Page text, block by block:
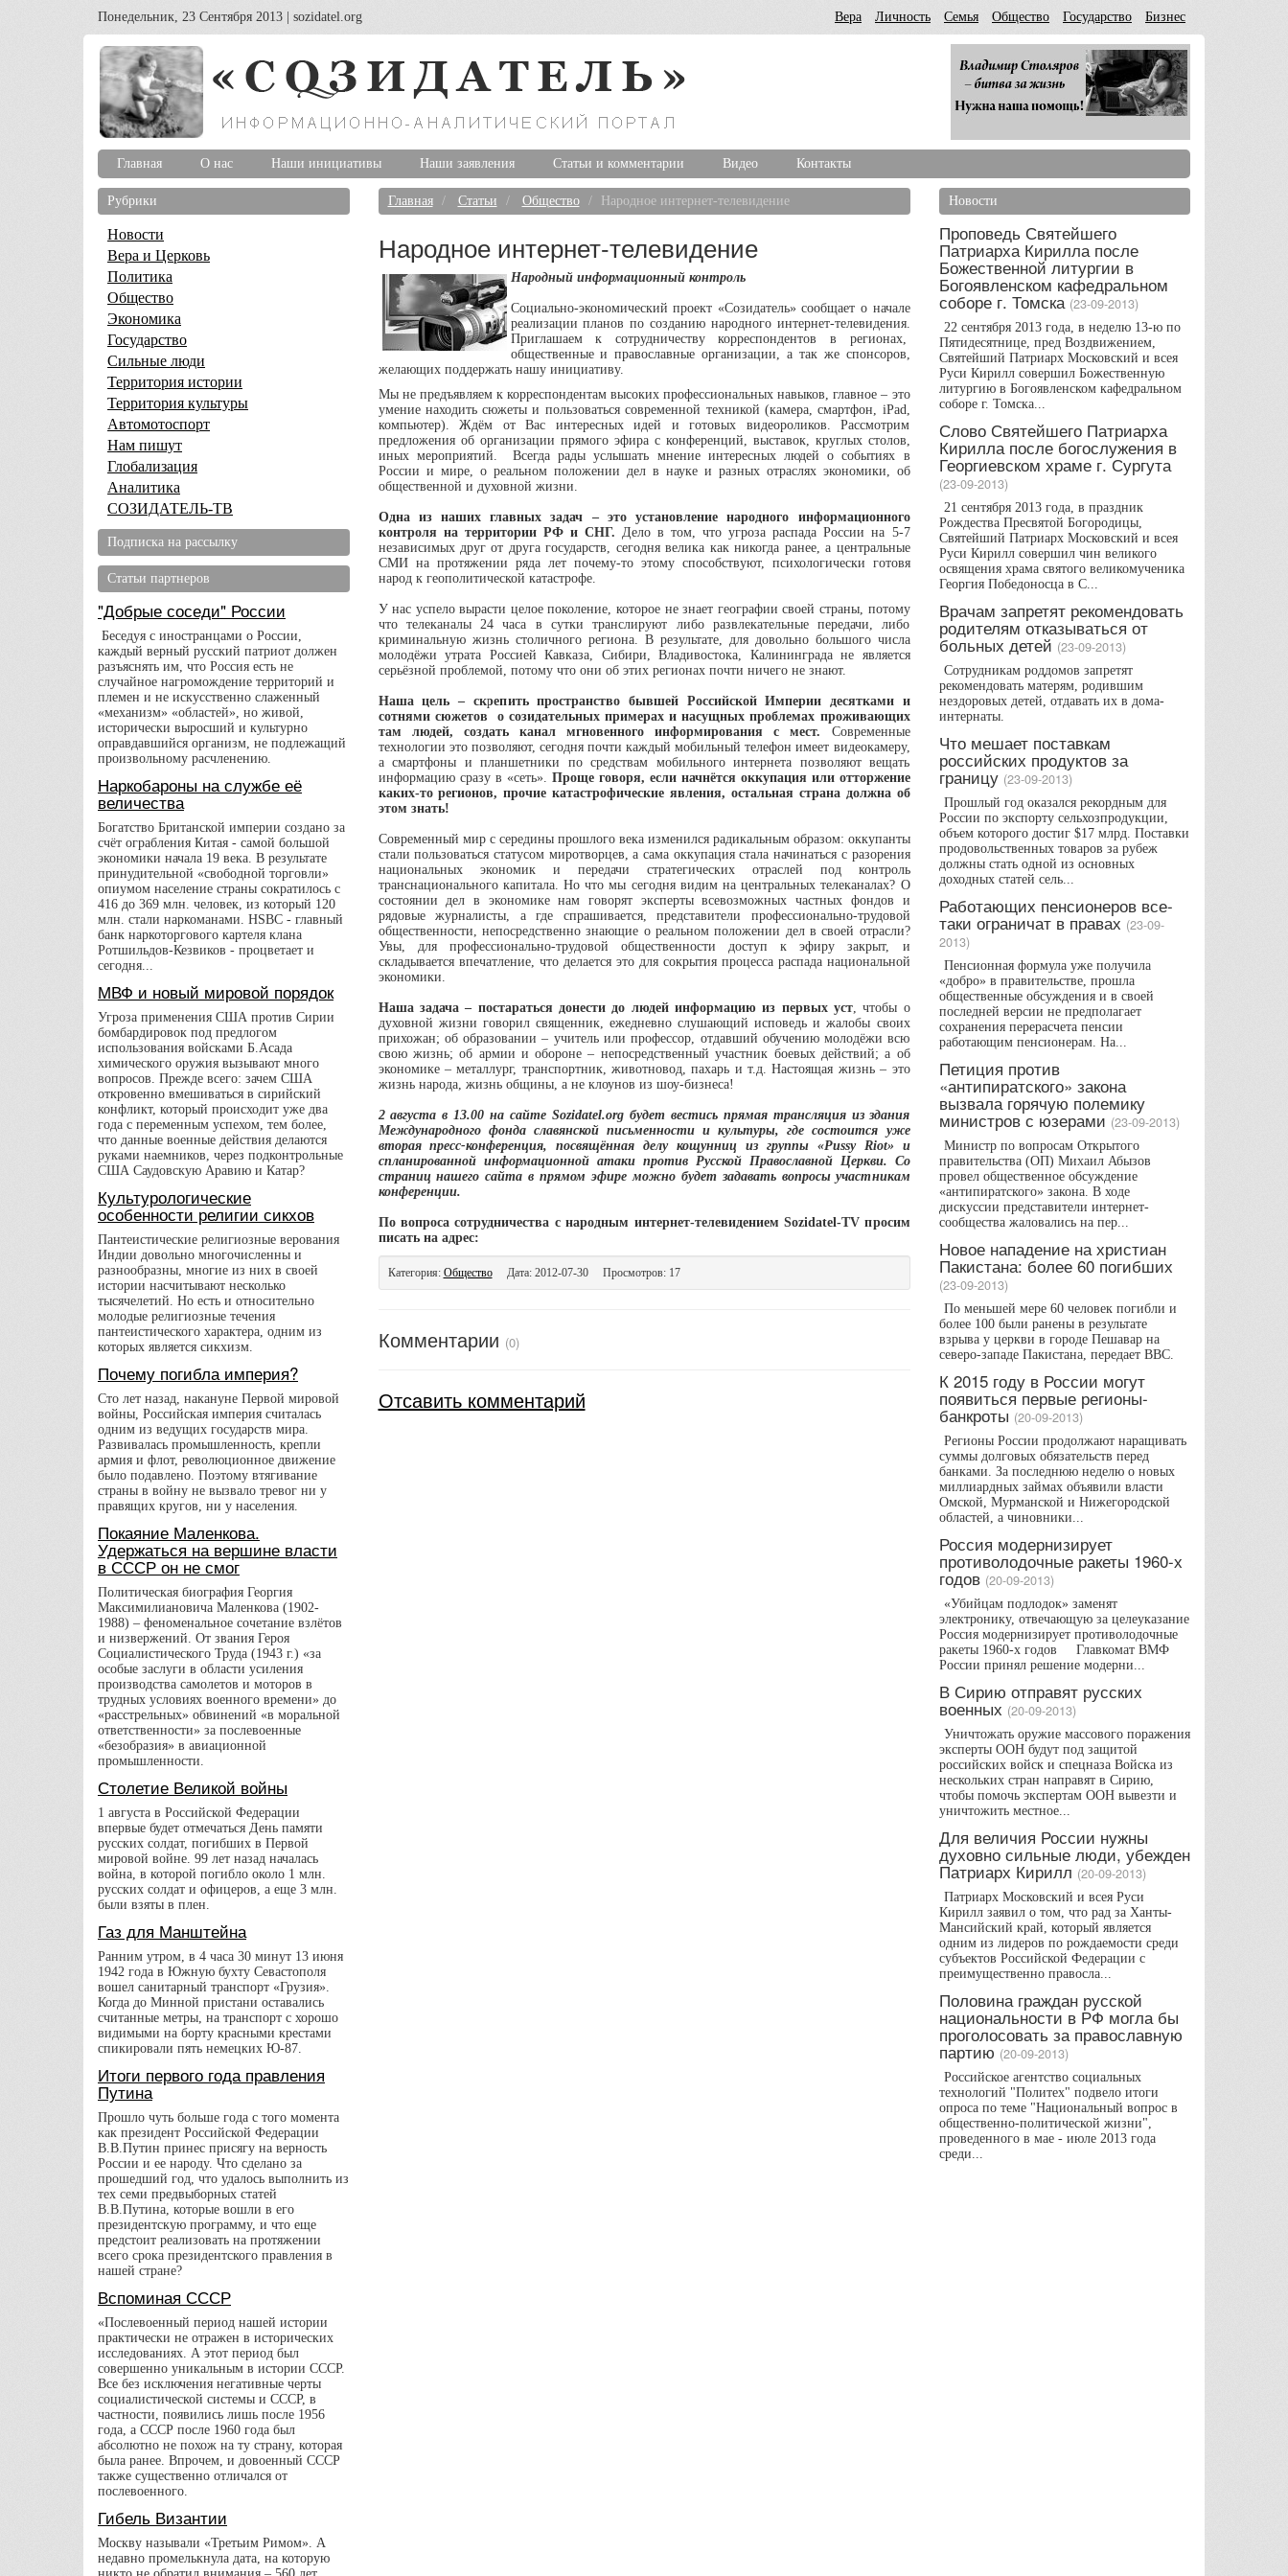
Понедельник, 23 Сентября 2013 | sozidatel.org Вера Личность Семья Общество Государство Бизнес
Главная О нас Наши инициативы Наши заявления Статьи и комментарии Видео Контакты
Рубрики
Новости
Вера и Церковь
Политика
Общество
Экономика
Государство
Сильные люди
Территория истории
Территория культуры
Автомотоспорт
Нам пишут
Глобализация
Аналитика
СОЗИДАТЕЛЬ-ТВ
Подписка на рассылку
Статьи партнеров
"Добрые соседи" России
Беседуя с иностранцами о России,
каждый верный русский патриот должен
разъяснять им, что Россия есть не
случайное нагромождение территорий и
племен и не искусственно слаженный
«механизм» «областей», но живой,
исторически выросший и культурно
оправдавшийся организм, не подлежащий
произвольному расчленению.
Наркобароны на службе её
величества
Богатство Британской империи создано за
счёт ограбления Китая - самой большой
экономики начала 19 века. В результате
принудительной «свободной торговли»
опиумом население страны сократилось с
416 до 369 млн. человек, из который 120
млн. стали наркоманами. HSBC - главный
банк наркоторгового картеля клана
Ротшильдов-Кезвиков - процветает и
сегодня...
МВФ и новый мировой порядок
Угроза применения США против Сирии
бомбардировок под предлогом
использования войсками Б.Асада
химического оружия вызывают много
вопросов. Прежде всего: зачем США
откровенно вмешиваться в сирийский
конфликт, который происходит уже два
года с переменным успехом, тем более,
что данные военные действия делаются
руками наемников, через подконтрольные
США Саудовскую Аравию и Катар?
Культурологические
особенности религии сикхов
Пантеистические религиозные верования
Индии довольно многочисленны и
разнообразны, многие из них в своей
истории насчитывают несколько
тысячелетий. Но есть и относительно
молодые религиозные течения
пантеистического характера, одним из
которых является сикхизм.
Почему погибла империя?
Сто лет назад, накануне Первой мировой
войны, Российская империя считалась
одним из ведущих государств мира.
Развивалась промышленность, крепли
армия и флот, революционное движение
было подавлено. Поэтому втягивание
страны в войну не вызвало тревог ни у
правящих кругов, ни у населения.
Покаяние Маленкова.
Удержаться на вершине власти
в СССР он не смог
Политическая биография Георгия
Максимилиановича Маленкова (1902-
1988) – феноменальное сочетание взлётов
и низвержений. От звания Героя
Социалистического Труда (1943 г.) «за
особые заслуги в области усиления
производства самолетов и моторов в
трудных условиях военного времени» до
«расстрельных» обвинений «в моральной
ответственности» за послевоенные
«безобразия» в авиационной
промышленности.
Столетие Великой войны
1 августа в Российской Федерации
впервые будет отмечаться День памяти
русских солдат, погибших в Первой
мировой войне. 99 лет назад началась
война, в которой погибло около 1 млн.
русских солдат и офицеров, а еще 3 млн.
были взяты в плен.
Газ для Манштейна
Ранним утром, в 4 часа 30 минут 13 июня
1942 года в Южную бухту Севастополя
вошел санитарный транспорт «Грузия».
Когда до Минной пристани оставались
считанные метры, на транспорт с хорошо
видимыми на борту красными крестами
спикировали пять немецких Ю-87.
Итоги первого года правления
Путина
Прошло чуть больше года с того момента
как президент Российской Федерации
В.В.Путин принес присягу на верность
России и ее народу. Что сделано за
прошедший год, что удалось выполнить из
тех семи предвыборных статей
В.В.Путина, которые вошли в его
президентскую программу, и что еще
предстоит реализовать на протяжении
всего срока президентского правления в
нашей стране?
Вспоминая СССР
«Послевоенный период нашей истории
практически не отражен в исторических
исследованиях. А этот период был
совершенно уникальным в истории СССР.
Все без исключения негативные черты
социалистической системы и СССР, в
частности, появились лишь после 1956
года, а СССР после 1960 года был
абсолютно не похож на ту страну, которая
была ранее. Впрочем, и довоенный СССР
также существенно отличался от
послевоенного.
Гибель Византии
Москву называли «Третьим Римом». А
недавно промелькнула дата, на которую
Главная Статьи Общество Народное интернет-телевидение
Народное интернет-телевидение
Народный информационный контроль
Социально-экономический проект «Созидатель» сообщает о начале
реализации планов по созданию народного интернет-телевидения.
Приглашаем к сотрудничеству корреспондентов в регионах,
общественные и православные организации, а так же спонсоров,
желающих поддержать нашу инициативу.
Мы не предъявляем к корреспондентам высоких профессиональных навыков, главное – это
умение находить сюжеты и пользоваться современной техникой (камера, смартфон, iPad,
компьютер). Ждём от Вас интересных идей и готовых видеороликов. Рассмотрим
предложения об организации прямого эфира с конференций, выставок, круглых столов,
иных мероприятий. Всегда рады услышать мнение интересных людей о событиях в
России и мире, о реальном положении дел в науке и разных отраслях экономики, об
общественной и духовной жизни.
Одна из наших главных задач – это установление народного информационного
контроля на территории РФ и СНГ. Дело в том, что угроза распада России на 5-7
независимых друг от друга государств, сегодня велика как никогда ранее, а центральные
СМИ на протяжении ряда лет почему-то этому способствуют, психологически готовя
народ к геополитической катастрофе.
У нас успело вырасти целое поколение, которое не знает географии своей страны, потому
что телеканалы 24 часа в сутки транслируют либо развлекательные передачи, либо
криминальную жизнь столичного региона. В результате, для довольно большого числа
молодёжи утрата Россией Кавказа, Сибири, Владивостока, Калининграда не является
серьёзной проблемой, потому что они об этих регионах почти ничего не знают.
Наша цель – скрепить пространство бывшей Российской Империи десятками и
сотнями сюжетов о созидательных примерах и насущных проблемах проживающих
там людей, создать канал мгновенного информирования с мест. Современные
технологии это позволяют, сегодня почти каждый мобильный телефон имеет видеокамеру,
а смартфоны и планшетники по средствам мобильного интернета позволяют вещать
информацию сразу в «сеть». Проще говоря, если начнётся оккупация или отторжение
каких-то регионов, прочие катастрофические явления, остальная страна должна об
этом знать!
Современный мир с середины прошлого века изменился радикальным образом: оккупанты
стали пользоваться статусом миротворцев, а сама оккупация стала начинаться с разорения
национальных экономик и передачи стратегических отраслей под контроль
транснационального капитала. Но что мы сегодня видим на центральных телеканалах? О
состоянии дел в экономике нам говорят эксперты всевозможных частных фондов и
рядовые журналисты, а где спрашивается, представители профессионально-трудовой
общественности, непосредственно знающие о реальном положении дел в своей отрасли?
Увы, для профессионально-трудовой общественности доступ к эфиру закрыт, и
складывается впечатление, что делается это для сокрытия процесса распада национальной
экономики.
Наша задача – постараться донести до людей информацию из первых уст, чтобы о
духовной жизни говорил священник, ежедневно слушающий исповедь и жалобы своих
прихожан; об образовании – учитель или профессор, отдавший обучению молодёжи всю
свою жизнь; об армии и обороне – непосредственный участник боевых действий; а об
экономике – металлург, транспортник, животновод, пахарь и т.д. Настоящая жизнь – это
жизнь народа, жизнь общины, а не клоунов из шоу-бизнеса!
2 августа в 13.00 на сайте Sozidatel.org будет вестись прямая трансляция из здания
Международного фонда славянской письменности и культуры, где состоится уже
вторая пресс-конференция, посвящённая делу кощунниц из группы «Pussy Riot» и
спланированной информационной атаки против Русской Православной Церкви. Со
страниц нашего сайта в прямом эфире можно будет задавать вопросы участникам
конференции.
По вопроса сотрудничества с народным интернет-телевидением Sozidatel-TV просим
писать на адрес:
Категория: ОбществоДата: 2012-07-30 Просмотров: 17
Комментарии (0)
Отсавить комментарий
Новости
Проповедь Святейшего
Патриарха Кирилла после
Божественной литургии в
Богоявленском кафедральном
соборе г. Томска (23-09-2013)
22 сентября 2013 года, в неделю 13-ю по
Пятидесятнице, пред Воздвижением,
Святейший Патриарх Московский и всея
Руси Кирилл совершил Божественную
литургию в Богоявленском кафедральном
соборе г. Томска...
Слово Святейшего Патриарха
Кирилла после богослужения в
Георгиевском храме г. Сургута
(23-09-2013)
21 сентября 2013 года, в праздник
Рождества Пресвятой Богородицы,
Святейший Патриарх Московский и всея
Руси Кирилл совершил чин великого
освящения храма святого великомученика
Георгия Победоносца в С...
Врачам запретят рекомендовать
родителям отказываться от
больных детей (23-09-2013)
Сотрудникам роддомов запретят
рекомендовать матерям, родившим
нездоровых детей, отдавать их в дома-
интернаты.
Что мешает поставкам
российских продуктов за
границу (23-09-2013)
Прошлый год оказался рекордным для
России по экспорту сельхозпродукции,
объем которого достиг $17 млрд. Поставки
продовольственных товаров за рубеж
должны стать одной из основных
доходных статей сель...
Работающих пенсионеров все-
таки ограничат в правах (23-09-
2013)
Пенсионная формула уже получила
«добро» в правительстве, прошла
общественные обсуждения и в своей
последней версии не предполагает
сохранения перерасчета пенсии
работающим пенсионерам. На...
Петиция против
«антипиратского» закона
вызвала горячую полемику
министров с юзерами (23-09-2013)
Министр по вопросам Открытого
правительства (ОП) Михаил Абызов
провел общественное обсуждение
«антипиратского» закона. В ходе
дискуссии представители интернет-
сообщества жаловались на пер...
Новое нападение на христиан
Пакистана: более 60 погибших
(23-09-2013)
По меньшей мере 60 человек погибли и
более 100 были ранены в результате
взрыва у церкви в городе Пешавар на
северо-западе Пакистана, передает BBC.
К 2015 году в России могут
появиться первые регионы-
банкроты (20-09-2013)
Регионы России продолжают наращивать
суммы долговых обязательств перед
банками. За последнюю неделю о новых
миллиардных займах объявили власти
Омской, Мурманской и Нижегородской
областей, а чиновники...
Россия модернизирует
противолодочные ракеты 1960-х
годов (20-09-2013)
«Убийцам подлодок» заменят
электронику, отвечающую за целеуказание
Россия модернизирует противолодочные
ракеты 1960-х годов Главкомат ВМФ
России принял решение модерни...
В Сирию отправят русских
военных (20-09-2013)
Уничтожать оружие массового поражения
эксперты ООН будут под защитой
российских войск и спецназа Войска из
нескольких стран направят в Сирию,
чтобы помочь экспертам ООН вывезти и
уничтожить местное...
Для величия России нужны
духовно сильные люди, убежден
Патриарх Кирилл (20-09-2013)
Патриарх Московский и всея Руси
Кирилл заявил о том, что рад за Ханты-
Мансийский край, который является
одним из лидеров по рождаемости среди
субъектов Российской Федерации с
преимущественно правосла...
Половина граждан русской
национальности в РФ могла бы
проголосовать за православную
партию (20-09-2013)
Российское агентство социальных
технологий "Политех" подвело итоги
опроса по теме "Национальный вопрос в
общественно-политической жизни",
проведенного в мае - июле 2013 года
среди...